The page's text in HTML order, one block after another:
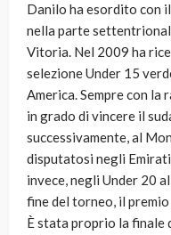
Danilo ha esordito con
nella parte
Vitoria. Nel 2009 ha
selezione Under 15
America. Sempre con
in grado di vincere il
successivamente, al
disputatosi negli
invece, negli Under 20
fine del torneo, il
È stata proprio la finale